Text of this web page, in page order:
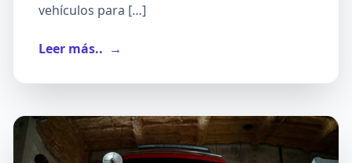
vehículos para […]
Leer más.. →